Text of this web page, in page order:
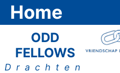
ODD
FELLOWS
Drachten
Home